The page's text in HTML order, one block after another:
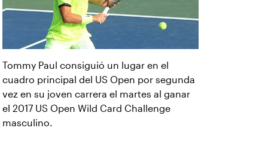
Tommy Paul consiguió un lugar en el
cuadro principal del US Open por segunda
vez en su joven carrera el martes al ganar
el 2017 US Open Wild Card Challenge
masculino.